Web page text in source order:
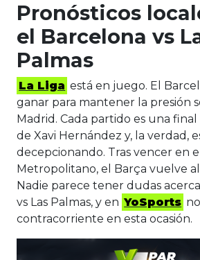
Pronósticos
el Barcelona vs
Palmas
La Liga está en juego. El
ganar para mantener la presión
Madrid. Cada partido es una
de Xavi Hernández y, la verdad,
decepcionando. Tras vencer en
Metropolitano, el Barça vuelve
Nadie parece tener dudas
vs Las Palmas, y en YoSports
contracorriente en esta ocasión.